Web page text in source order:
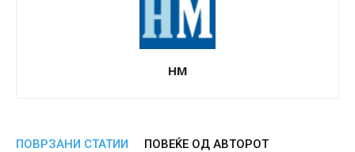
НМ
ПОВРЗАНИ СТАТИИ ПОВЕЌЕ ОД АВТОРОТ